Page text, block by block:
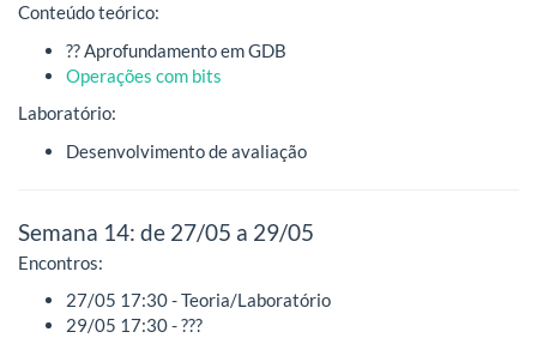
Conteúdo teórico:
?? Aprofundamento em GDB
Operações com bits
Laboratório:
Desenvolvimento de avaliação
Semana 14: de 27/05 a 29/05
Encontros:
27/05 17:30 - Teoria/Laboratório
29/05 17:30 - ???